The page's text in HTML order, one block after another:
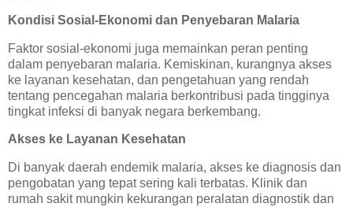
Kondisi Sosial-Ekonomi dan Penyebaran Malaria
Faktor sosial-ekonomi juga memainkan peran penting
dalam penyebaran malaria. Kemiskinan, kurangnya akses
ke layanan kesehatan, dan pengetahuan yang rendah
tentang pencegahan malaria berkontribusi pada tingginya
tingkat infeksi di banyak negara berkembang.
Akses ke Layanan Kesehatan
Di banyak daerah endemik malaria, akses ke diagnosis dan
pengobatan yang tepat sering kali terbatas. Klinik dan
rumah sakit mungkin kekurangan peralatan diagnostik dan